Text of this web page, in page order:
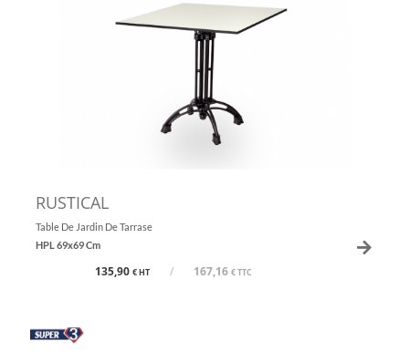
RUSTICAL
Table De Jardin De Tarrase
HPL 69x69 Cm
135,90 € HT / 167,16 € TTC